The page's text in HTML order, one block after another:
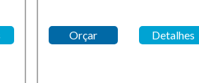
Orçar Detalhes